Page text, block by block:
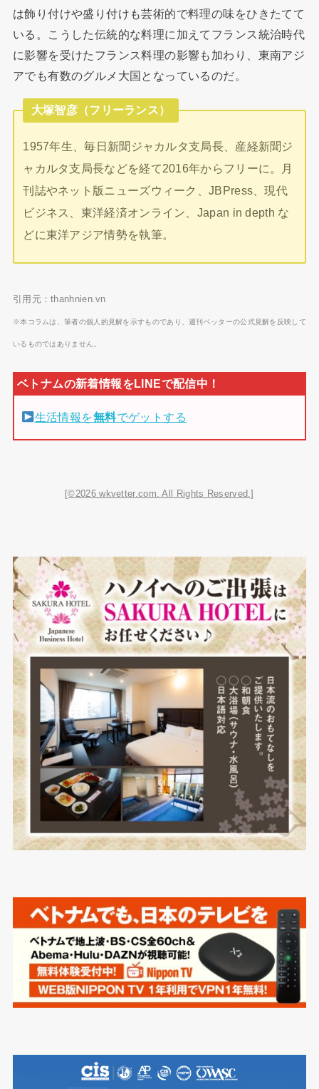
は飾り付けや盛り付けも芸術的で料理の味をひきたてて
いる。こうした伝統的な料理に加えてフランス統治時代
に影響を受けたフランス料理の影響も加わり、東南アジ
アでも有数のグルメ大国となっているのだ。
大塚智彦（フリーランス）
1957年生、毎日新聞ジャカルタ支局長、産経新聞ジ
ャカルタ支局長などを経て2016年からフリーに。月
刊誌やネット版ニューズウィーク、JBPress、現代
ビジネス、東洋経済オンライン、Japan in depth な
どに東洋アジア情勢を執筆。
引用元：thanhnien.vn
※本コラムは、筆者の個人的見解を示すものであり、週刊ベッターの公式見解を反映して
いるものではありません。
生活情報を無料でゲットする
[©2026 wkvetter.com. All Rights Reserved.]